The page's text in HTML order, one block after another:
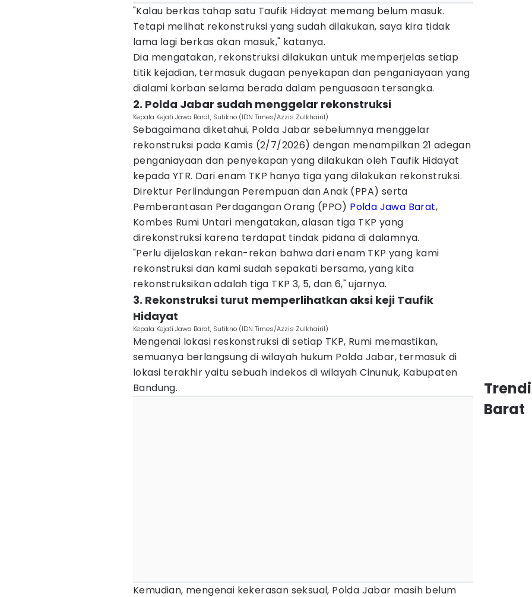
"Kalau berkas tahap satu Taufik Hidayat memang belum masuk.
Tetapi melihat rekonstruksi yang sudah dilakukan, saya kira tidak
lama lagi berkas akan masuk," katanya.
Dia mengatakan, rekonstruksi dilakukan untuk memperjelas setiap
titik kejadian, termasuk dugaan penyekapan dan penganiayaan yang
dialami korban selama berada dalam penguasaan tersangka.
2. Polda Jabar sudah menggelar rekonstruksi
Kepala Kejati Jawa Barat, Sutikno (IDN Times/Azzis Zulkhairil)
Sebagaimana diketahui, Polda Jabar sebelumnya menggelar
rekonstruksi pada Kamis (2/7/2026) dengan menampilkan 21 adegan
penganiayaan dan penyekapan yang dilakukan oleh Taufik Hidayat
kepada YTR. Dari enam TKP hanya tiga yang dilakukan rekonstruksi.
Direktur Perlindungan Perempuan dan Anak (PPA) serta
Pemberantasan Perdagangan Orang (PPO) Polda Jawa Barat,
Kombes Rumi Untari mengatakan, alasan tiga TKP yang
direkonstruksi karena terdapat tindak pidana di dalamnya.
"Perlu dijelaskan rekan-rekan bahwa dari enam TKP yang kami
rekonstruksi dan kami sudah sepakati bersama, yang kita
rekonstruksikan adalah tiga TKP 3, 5, dan 6," ujarnya.
3. Rekonstruksi turut memperlihatkan aksi keji Taufik
Hidayat
Kepala Kejati Jawa Barat, Sutikno (IDN Times/Azzis Zulkhairil)
Mengenai lokasi reskonstruksi di setiap TKP, Rumi memastikan,
semuanya berlangsung di wilayah hukum Polda Jabar, termasuk di
lokasi terakhir yaitu sebuah indekos di wilayah Cinunuk, Kabupaten
Bandung.
Kemudian, mengenai kekerasan seksual, Polda Jabar masih belum
Barat